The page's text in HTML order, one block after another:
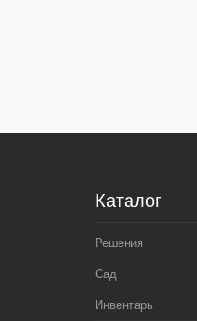
Каталог
Решения
Сад
Инвентарь